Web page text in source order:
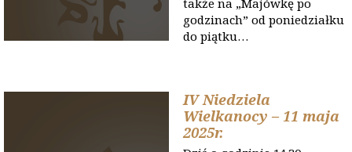
godzinach” od poniedziałku
do piątku…
IV Niedziela
Wielkanocy – 11 maja
2025r.